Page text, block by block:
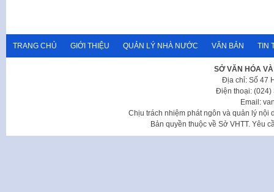
TRANG CHỦ GIỚI THIỆU QUẢN LÝ NHÀ NƯỚC VĂN BẢN TIN
SỞ VĂN HÓA
Địa chỉ: Số 47
Điện thoại: (024)
Email:
Chịu trách nhiệm phát ngôn và quản lý nội
Bản quyền thuộc về Sở VHTT. Yêu